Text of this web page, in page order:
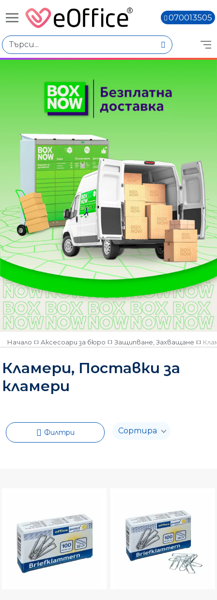
070013505
Избери по
Цена
€0.31 - €0.50
€0.73 - €0.92
€0.94 - €1.13
Bluering
Office HIT
Office Point
Цвят
Никелиран
Поцинкован
Цветен микс
Количество
Наличен
Няма наличност
Начало Аксесоари за бюро Защипване, Захващане
Кламери, Поставки за
кламери
Филтри